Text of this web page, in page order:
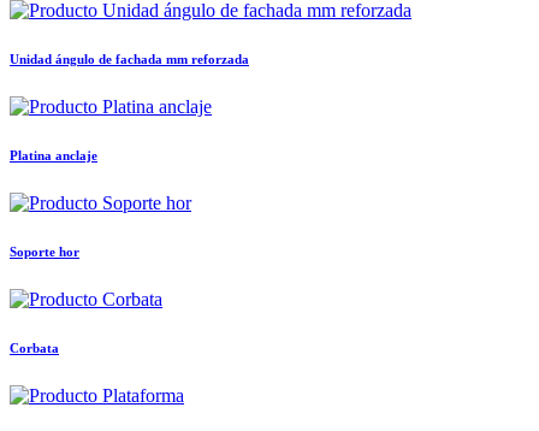
Unidad ángulo de fachada mm reforzada
Platina anclaje
Soporte hor
Corbata